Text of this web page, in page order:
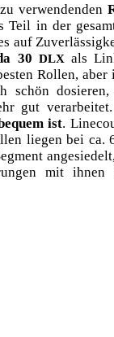
ver­wen­den­den
Teil in der
auf
30 DLX als
Rol­len, aber
schön
gut
ist.
lie­gen bei ca.
mit ihnen